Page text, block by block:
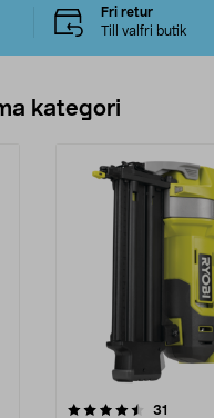
Fri retur
Till valfri butik
kategori
31
4.5 av 5